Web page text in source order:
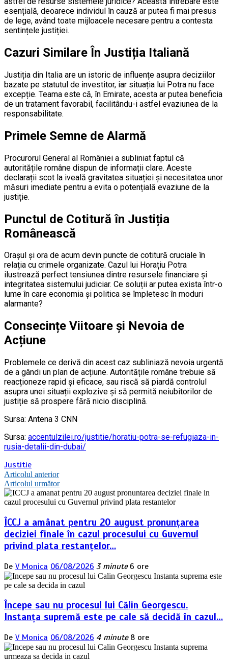
esențială, deoarece individul în cauză ar putea fi mai presus
de lege, având toate mijloacele necesare pentru a contesta
sentințele justiției.
Cazuri Similare În Justiția Italiană
Justiția din Italia are un istoric de influențe asupra deciziilor
bazate pe statutul de investitor, iar situația lui Potra nu face
excepție. Teama este că, în Emirate, acesta ar putea beneficia
de un tratament favorabil, facilitându-i astfel evaziunea de la
responsabilitate.
Primele Semne de Alarmă
Procurorul General al României a subliniat faptul că
autoritățile române dispun de informații clare. Aceste
declarații scot la iveală gravitatea situației și necesitatea unor
măsuri imediate pentru a evita o potențială evaziune de la
justiție.
Punctul de Cotitură în Justiția
Românească
Orașul și ora de acum devin puncte de cotitură cruciale în
relația cu crimele organizate. Cazul lui Horațiu Potra
ilustrează perfect tensiunea dintre resursele financiare și
integritatea sistemului judiciar. Ce soluții ar putea exista într-o
lume în care economia și politica se împletesc în moduri
alarmante?
Consecințe Viitoare și Nevoia de
Acțiune
Problemele ce derivă din acest caz subliniază nevoia urgentă
de a gândi un plan de acțiune. Autoritățile române trebuie să
reacționeze rapid și eficace, sau riscă să piardă controlul
asupra unei situații explozive și să permită neiubitorilor de
justiție să prospere fără nicio disciplină.
Sursa: Antena 3 CNN
Sursa: accentulzilei.ro/justitie/horatiu-potra-se-refugiaza-in-
rusia-detalii-din-dubai/
Justitie
Navigare
în
articole
Articolul anterior
Articolul următor
ÎCCJ a amânat pentru 20 august pronunțarea
deciziei finale în cazul procesului cu Guvernul
privind plata restanțelor…
De V Monica 06/08/2026 3 minute 6 ore
Începe sau nu procesul lui Călin Georgescu.
Instanța supremă este pe cale să decidă în cazul…
De V Monica 06/08/2026 4 minute 8 ore